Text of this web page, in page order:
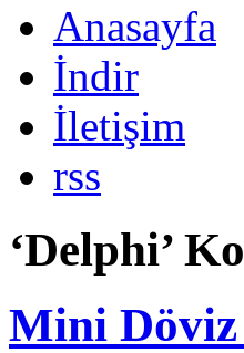
Anasayfa
İndir
İletişim
rss
‘Delphi’
Mini Döviz